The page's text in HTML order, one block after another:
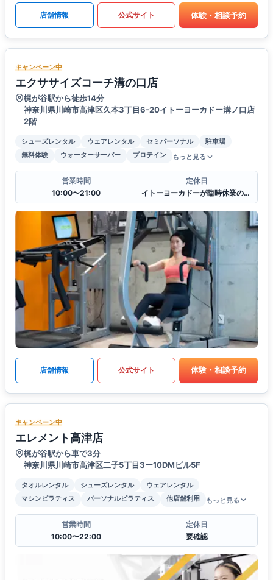
店舗情報 公式サイト 体験・相談予約
キャンペーン中
エクササイズコーチ溝の口店
梶が谷駅から徒歩14分
神奈川県川崎市高津区久本3丁目6-20イトーヨーカドー溝ノ口店
2階
シューズレンタル ウェアレンタル セミパーソナル
駐車場
無料体験
ウォーターサーバー プロテイン もっと見る
営業時間
10:00〜21:00
定休日
イトーヨーカドーが臨時休業の場合は当店も休業とさせていただきます。
店舗情報 公式サイト 体験・相談予約
キャンペーン中
エレメント高津店
梶が谷駅から車で3分
神奈川県川崎市高津区二子5丁目3ー10DMビル5F
タオルレンタル シューズレンタル
ウェアレンタル
マシンピラティス
パーソナルピラティス 他店舗利用 もっと見る
営業時間
10:00〜22:00
定休日
要確認